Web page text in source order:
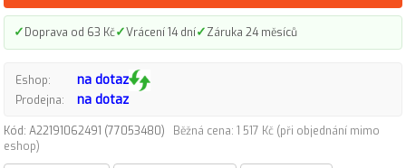
✓Doprava od 63 Kč✓Vrácení 14 dní✓Záruka 24 měsíců
Eshop: na dotaz
Prodejna: na dotaz
Kód: A22191062491 (77053480)
Běžná cena: 1 517 Kč (při objednání mimo
eshop)